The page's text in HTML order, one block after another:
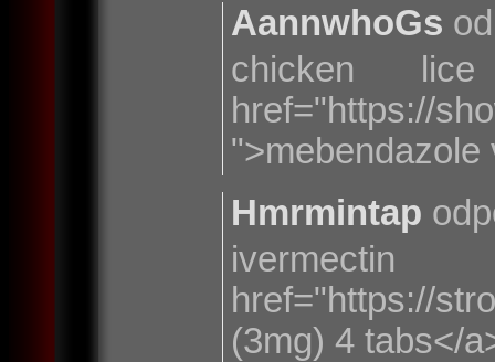
AannwhoGs
chicken
href="https://
Hmrmintap
href="https://
(3mg) 4 tabs</